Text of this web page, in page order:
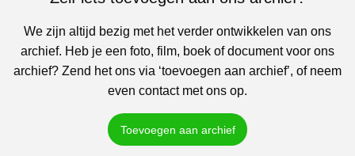
We zijn altijd bezig met het verder ontwikkelen van ons
archief. Heb je een foto, film, boek of document voor ons
archief? Zend het ons via ‘toevoegen aan archief’, of neem
even contact met ons op.
Toevoegen aan archief